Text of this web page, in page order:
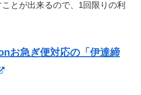
とが出来るので、1回限りの利
お急ぎ便対応の「伊達締